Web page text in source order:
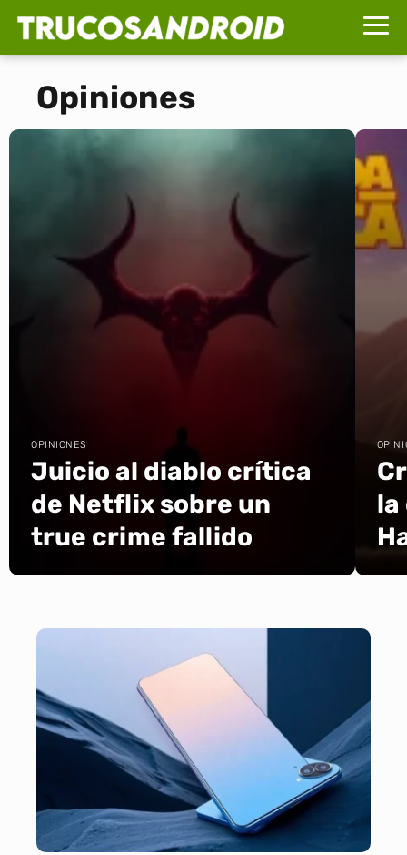
Opiniones
OPINIONES
Juicio al diablo crítica
de Netflix sobre un
true crime fallido
la